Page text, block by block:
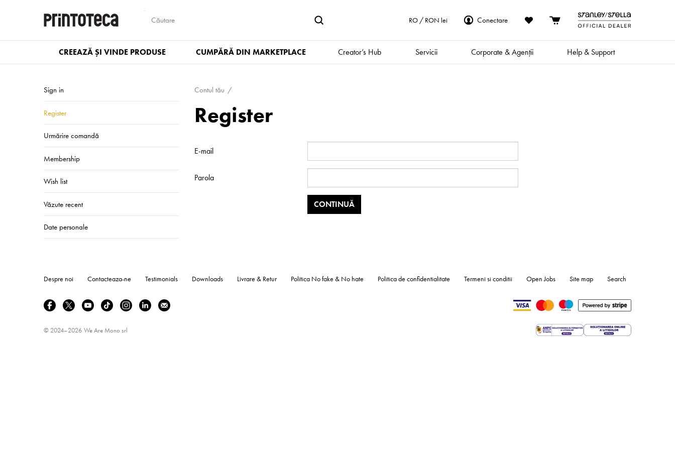
RO / RON lei Conectare
CREEAZĂ ȘI VINDE PRODUSE CUMPĂRĂ DIN MARKETPLACE Creator’s Hub Servicii Corporate & Agenții Help & Support
Sign in
Register
Urmărire comandă
Membership
Wish list
Văzute recent
Date personale
Contul tău
Register
E-mail
Parola
Despre noi Contacteaza-ne Testimonials Downloads Livrare & Retur Politica No fake & No hate Politica de confidentialitate Termeni si conditii Open Jobs Site map Search
© 2024–2026 We Are Mono srl